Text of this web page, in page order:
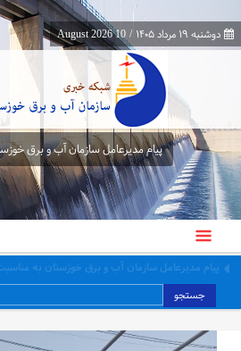
دوشنبه ۱۹ مرداد ۱۴۰۵ /
10 August 2026
پیام مدیرعامل سازمان آب و برق
برگزاری کارگاه عملی اصول و فنون مذاکره در نشست ۱۴۷ کافه دانش سازمان
جستجو